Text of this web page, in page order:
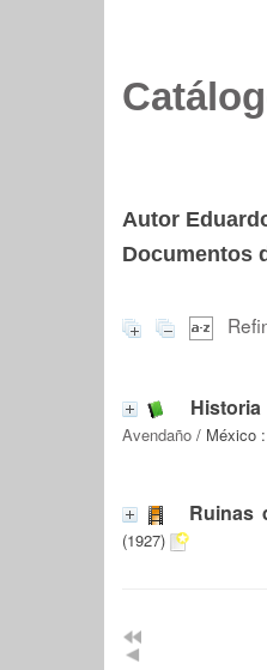
Autor
Documentos
Avendaño / México
Ruinas
(1927)